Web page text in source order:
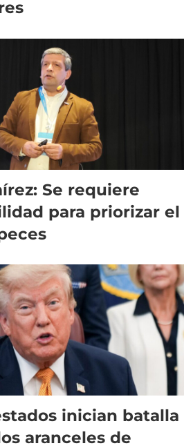
Se requiere
para priorizar el
inician batalla
aranceles de